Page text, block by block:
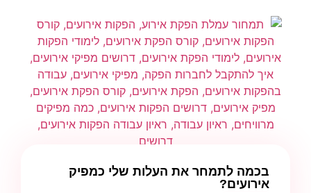
בכמה לתמחר את העלות שלי כמפיק
אירועים?